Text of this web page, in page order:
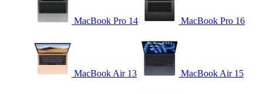
MacBook Pro 14 MacBook Pro 16
MacBook Air 13 MacBook Air 15